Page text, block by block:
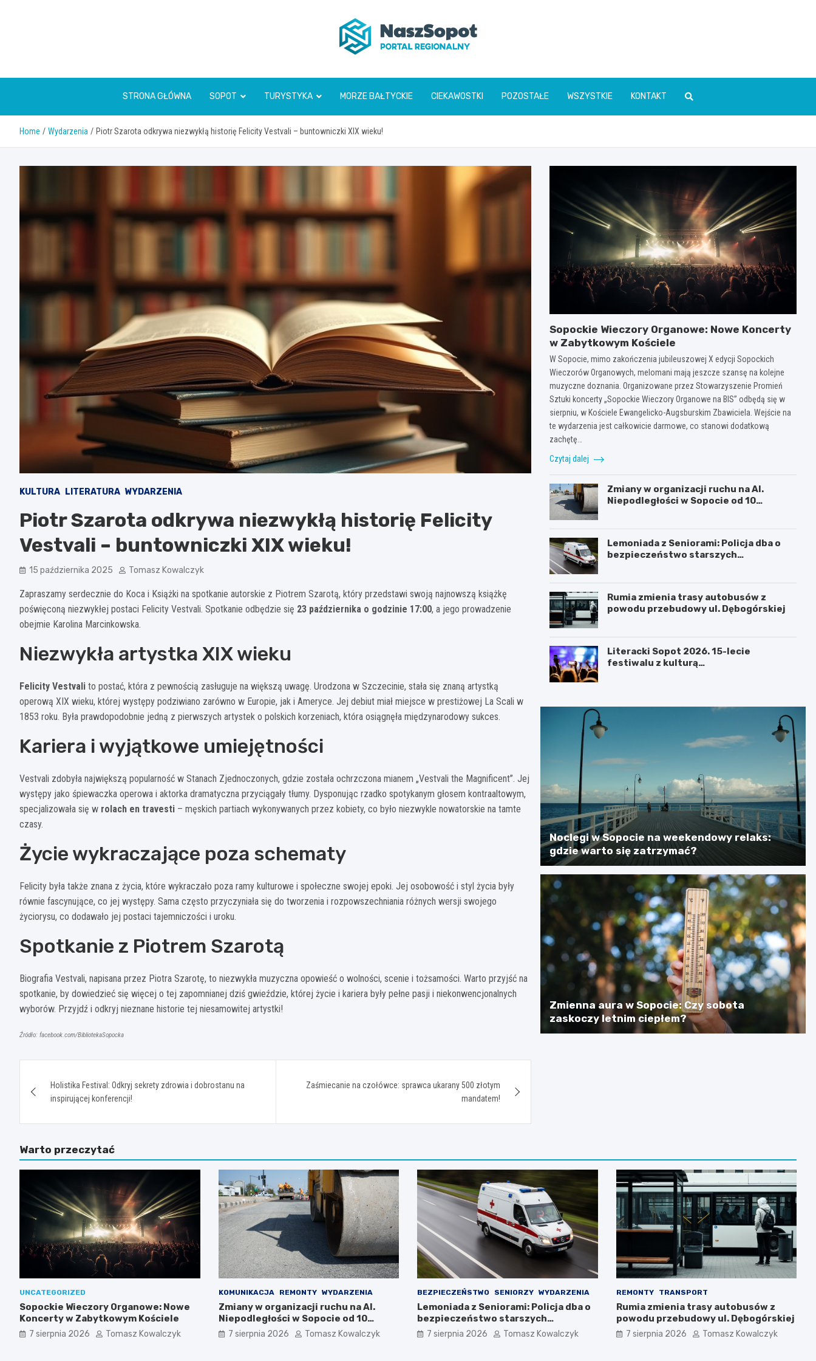
www.naszsopot.pl
STRONA GŁÓWNA SOPOT TURYSTYKA MORZE BAŁTYCKIE CIEKAWOSTKI POZOSTAŁE WSZYSTKIE KONTAKT
Home Wydarzenia Piotr Szarota odkrywa niezwykłą historię Felicity Vestvali – buntowniczki XIX wieku!
KULTURA LITERATURA WYDARZENIA
Piotr Szarota odkrywa niezwykłą historię Felicity
Vestvali – buntowniczki XIX wieku!
15 października 2025 Tomasz Kowalczyk
Zapraszamy serdecznie do Koca i Książki na spotkanie autorskie z Piotrem Szarotą, który przedstawi swoją najnowszą książkę
poświęconą niezwykłej postaci Felicity Vestvali. Spotkanie odbędzie się 23 października o godzinie 17:00, a jego prowadzenie
obejmie Karolina Marcinkowska.
Niezwykła artystka XIX wieku
Felicity Vestvali to postać, która z pewnością zasługuje na większą uwagę. Urodzona w Szczecinie, stała się znaną artystką
operową XIX wieku, której występy podziwiano zarówno w Europie, jak i Ameryce. Jej debiut miał miejsce w prestiżowej La Scali w
1853 roku. Była prawdopodobnie jedną z pierwszych artystek o polskich korzeniach, która osiągnęła międzynarodowy sukces.
Kariera i wyjątkowe umiejętności
Vestvali zdobyła największą popularność w Stanach Zjednoczonych, gdzie została ochrzczona mianem „Vestvali the Magnificent”. Jej
występy jako śpiewaczka operowa i aktorka dramatyczna przyciągały tłumy. Dysponując rzadko spotykanym głosem kontraaltowym,
specjalizowała się w rolach en travesti – męskich partiach wykonywanych przez kobiety, co było niezwykle nowatorskie na tamte
czasy.
Życie wykraczające poza schematy
Felicity była także znana z życia, które wykraczało poza ramy kulturowe i społeczne swojej epoki. Jej osobowość i styl życia były
równie fascynujące, co jej występy. Sama często przyczyniała się do tworzenia i rozpowszechniania różnych wersji swojego
życiorysu, co dodawało jej postaci tajemniczości i uroku.
Spotkanie z Piotrem Szarotą
Biografia Vestvali, napisana przez Piotra Szarotę, to niezwykła muzyczna opowieść o wolności, scenie i tożsamości. Warto przyjść na
spotkanie, by dowiedzieć się więcej o tej zapomnianej dziś gwieździe, której życie i kariera były pełne pasji i niekonwencjonalnych
wyborów. Przyjdź i odkryj nieznane historie tej niesamowitej artystki!
Źródło: facebook.com/BibliotekaSopocka
wpisuHolistika Festival: Odkryj sekrety zdrowia i dobrostanu na
inspirującej konferencji!
Zaśmiecanie na czołówce: sprawca ukarany 500 złotym
mandatem!
Sopockie Wieczory Organowe: Nowe Koncerty
w Zabytkowym Kościele
W Sopocie, mimo zakończenia jubileuszowej X edycji Sopockich
Wieczorów Organowych, melomani mają jeszcze szansę na kolejne
muzyczne doznania. Organizowane przez Stowarzyszenie Promień
Sztuki koncerty „Sopockie Wieczory Organowe na BIS” odbędą się w
sierpniu, w Kościele Ewangelicko-Augsburskim Zbawiciela. Wejście na
te wydarzenia jest całkowicie darmowe, co stanowi dodatkową
zachętę…
Czytaj dalej
Zmiany w organizacji ruchu na Al.
Niepodległości w Sopocie od 10
Lemoniada z Seniorami: Policja dba o
bezpieczeństwo starszych
Rumia zmienia trasy autobusów z
powodu przebudowy ul. Dębogórskiej
Literacki Sopot 2026. 15-lecie
festiwalu z kulturą
Noclegi w Sopocie na weekendowy relaks:
gdzie warto się zatrzymać?
Zmienna aura w Sopocie: Czy sobota
zaskoczy letnim ciepłem?
Warto przeczytać
UNCATEGORIZED
Sopockie Wieczory Organowe: Nowe
Koncerty w Zabytkowym Kościele
7 sierpnia 2026 Tomasz Kowalczyk
KOMUNIKACJA REMONTY WYDARZENIA
Zmiany w organizacji ruchu na Al.
Niepodległości w Sopocie od 10
sierpnia 2026 r.
7 sierpnia 2026 Tomasz Kowalczyk
BEZPIECZEŃSTWO SENIORZY WYDARZENIA
Lemoniada z Seniorami: Policja dba o
bezpieczeństwo starszych
mieszkańców
7 sierpnia 2026 Tomasz Kowalczyk
REMONTY TRANSPORT
Rumia zmienia trasy autobusów z
powodu przebudowy ul. Dębogórskiej
7 sierpnia 2026 Tomasz Kowalczyk